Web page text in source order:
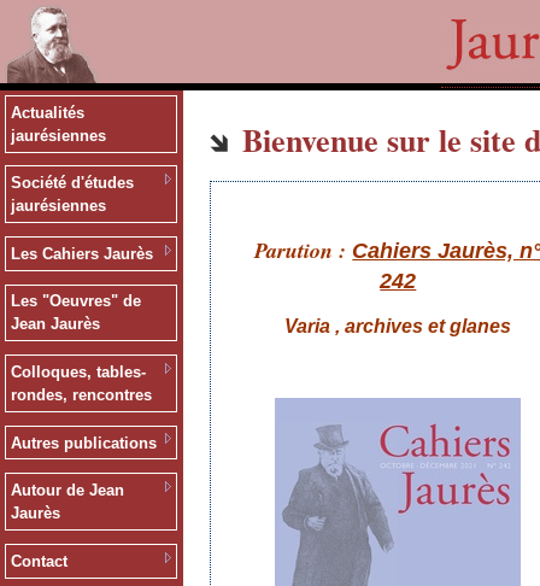
Actualités
jaurésiennes
Société d'études
jaurésiennes
Les Cahiers Jaurès
Les "Oeuvres" de
Jean Jaurès
Colloques, tables-
rondes, rencontres
Autres publications
Autour de Jean
Jaurès
Contact
Bienvenue sur le site
Parution : Cahiers Jaurès,
242
Varia , archives et glanes